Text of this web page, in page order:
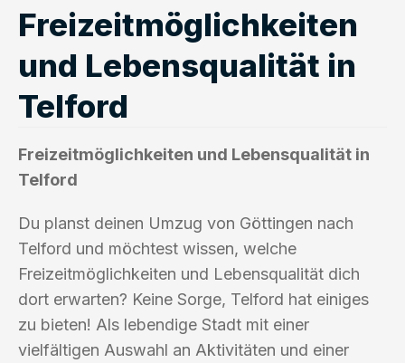
Freizeitmöglichkeiten
und Lebensqualität in
Telford
Freizeitmöglichkeiten und Lebensqualität in
Telford
Du planst deinen Umzug von Göttingen nach
Telford und möchtest wissen, welche
Freizeitmöglichkeiten und Lebensqualität dich
dort erwarten? Keine Sorge, Telford hat einiges
zu bieten! Als lebendige Stadt mit einer
vielfältigen Auswahl an Aktivitäten und einer